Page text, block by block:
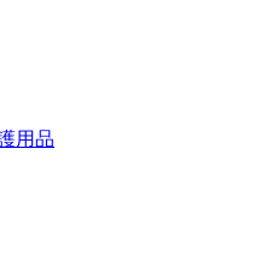
用品